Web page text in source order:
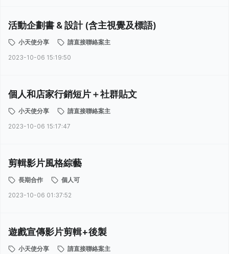
活動企劃書 & 設計 (含主視覺及標語)
小天使分享
請直接聯絡案主
2023-10-06 15:19:50
個人和店家行銷短片＋社群貼文
小天使分享
請直接聯絡案主
2023-10-06 15:17:47
剪輯影片風格綜藝
長期合作
個人可
2023-10-06 01:37:52
遊戲宣傳影片剪輯+後製
小天使分享
請直接聯絡案主